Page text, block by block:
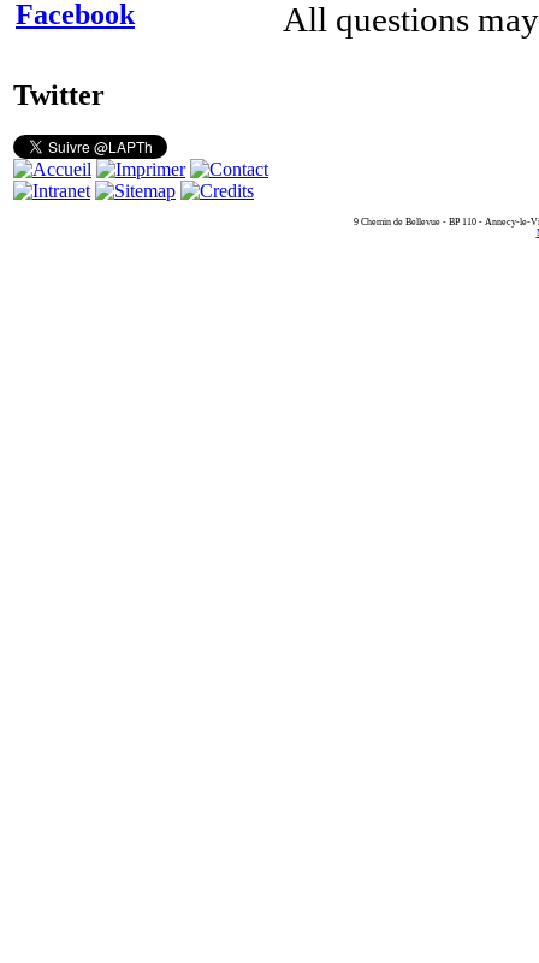
Facebook
Twitter
All questions
9 Chemin de Bellevue - BP 110 - Annecy-le-